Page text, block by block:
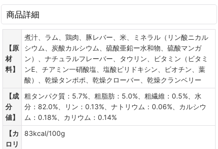
商品詳細
【原
材
料】
煮汁、ラム、鶏肉、豚レバー、米、ミネラル（リン酸ニカル
シウム、炭酸カルシウム、硫酸亜鉛ー水和物、硫酸マンガ
ン）、ナチュラルフレーバー、タウリン、ビタミン（ビタミ
ンE、チアミン一硝酸塩、塩酸ピリドキシン、ビオチン、葉
酸）、乾燥タンポポ、乾燥クローバー、乾燥クランベリー
【成
分
値】
粗タンパク質：5.7%、粗脂肪：5.0%、粗繊維：0.5%、水
分：82.0%、リン：0.13%、ナトリウム：0.06%、カルシウ
ム：0.18%、カリウム：0.14%
【カ
ロリ
83kcal/100g